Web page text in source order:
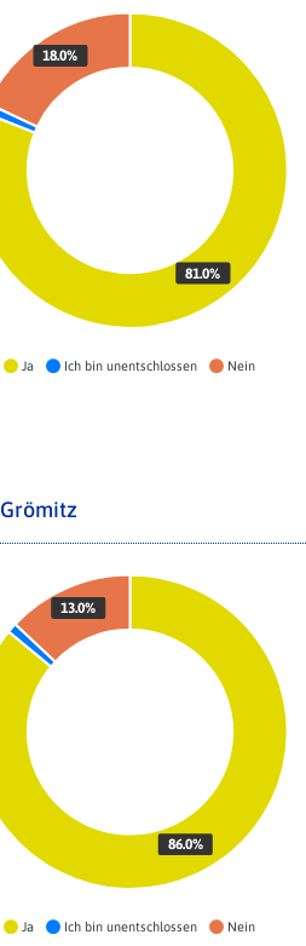
Ja Ich bin unentschlossen Nein
81.0%
18.0%
Ja Ich bin unentschlossen Nein
86.0%
13.0%